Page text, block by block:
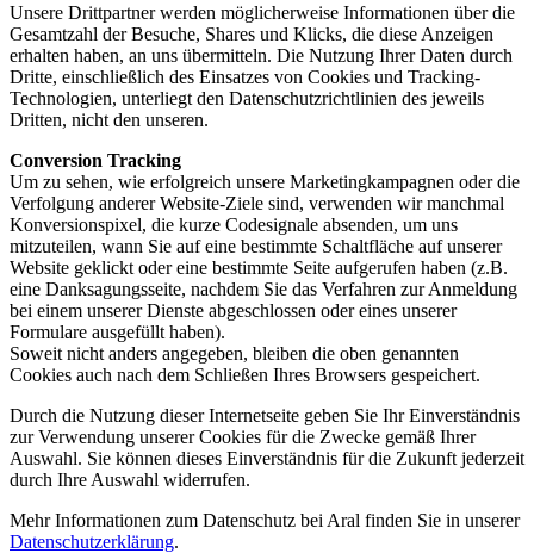
Unsere Drittpartner werden möglicherweise Informationen über die
Gesamtzahl der Besuche, Shares und Klicks, die diese Anzeigen
erhalten haben, an uns übermitteln. Die Nutzung Ihrer Daten durch
Dritte, einschließlich des Einsatzes von Cookies und Tracking-
Technologien, unterliegt den Datenschutzrichtlinien des jeweils
Dritten, nicht den unseren.
Conversion Tracking
Um zu sehen, wie erfolgreich unsere Marketingkampagnen oder die
Verfolgung anderer Website-Ziele sind, verwenden wir manchmal
Konversionspixel, die kurze Codesignale absenden, um uns
mitzuteilen, wann Sie auf eine bestimmte Schaltfläche auf unserer
Website geklickt oder eine bestimmte Seite aufgerufen haben (z.B.
eine Danksagungsseite, nachdem Sie das Verfahren zur Anmeldung
bei einem unserer Dienste abgeschlossen oder eines unserer
Formulare ausgefüllt haben).
Soweit nicht anders angegeben, bleiben die oben genannten
Cookies auch nach dem Schließen Ihres Browsers gespeichert.
Durch die Nutzung dieser Internetseite geben Sie Ihr Einverständnis
zur Verwendung unserer Cookies für die Zwecke gemäß Ihrer
Auswahl. Sie können dieses Einverständnis für die Zukunft jederzeit
durch Ihre Auswahl widerrufen.
Mehr Informationen zum Datenschutz bei Aral finden Sie in unserer
Datenschutzerklärung.